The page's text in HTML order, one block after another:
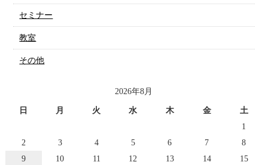
セミナー
教室
その他
2026年8月
日 月 火 水 木 金
土
1
2
3 4 5 6 7
8
9
10 11 12 13 14 15